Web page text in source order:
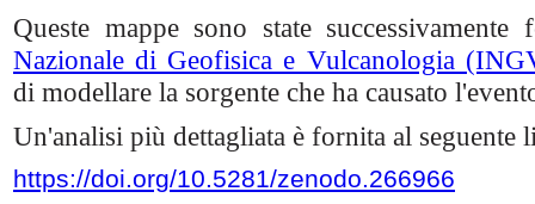
Queste mappe sono state successivamente
Nazionale di Geofisica e Vulcanologia
di modellare la sorgente che ha causato
Un'analisi più dettagliata è fornita al seguente
https://doi.org/10.5281/zenodo.266966